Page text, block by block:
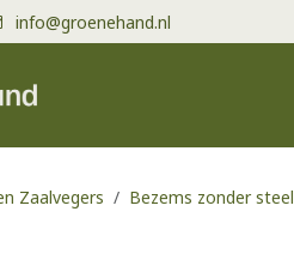
info@groenehand.nl
Zaalvegers Bezems zonder steel